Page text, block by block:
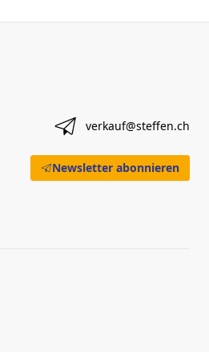
verkauf@steffen.ch
Newsletter abonnieren